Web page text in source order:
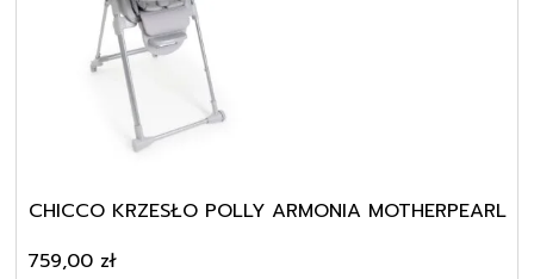
CHICCO KRZESŁO POLLY ARMONIA MOTHERPEARL
759,00 zł